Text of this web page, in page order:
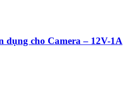
dụng cho Camera – 12V-1A